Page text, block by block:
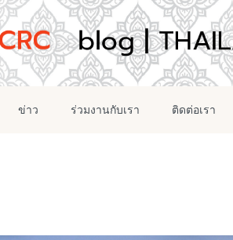
ข่าว ร่วมงานกับเรา ติดต่อเรา